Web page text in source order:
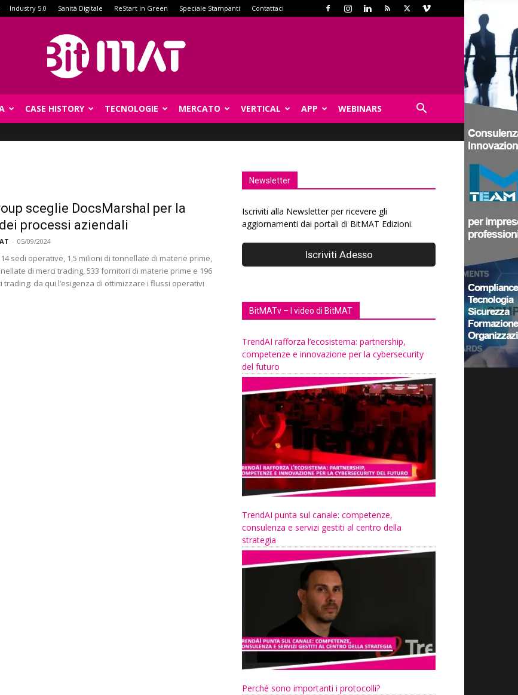
Industry 5.0 Sanità Digitale ReStart in Green Speciale Stampanti Contattaci
CASE HISTORY TECNOLOGIE MERCATO VERTICAL APP WEBINARS
sceglie DocsMarshal per la
processi aziendali
- 05/09/2024
sedi operative, 1,5 milioni di tonnellate di materie prime,
di merci trading, 533 fornitori di materie prime e 196
trading: da qui l’esigenza di ottimizzare i flussi operativi
Newsletter
Iscriviti alla Newsletter per ricevere gli
aggiornamenti dai portali di BitMAT Edizioni.
BitMATv – I video di BitMAT
TrendAI rafforza l’ecosistema: partnership,
competenze e innovazione per la cybersecurity
del futuro
TrendAI punta sul canale: competenze,
consulenza e servizi gestiti al centro della
strategia
Perché sono importanti i protocolli?